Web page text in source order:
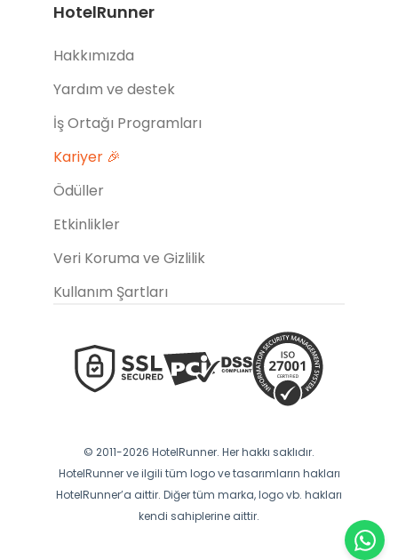
HotelRunner
Hakkımızda
Yardım ve destek
İş Ortağı Programları
Kariyer 🎉
Ödüller
Etkinlikler
Veri Koruma ve Gizlilik
Kullanım Şartları
© 2011-2026 HotelRunner. Her hakkı saklıdır.
HotelRunner ve ilgili tüm logo ve tasarımların hakları
HotelRunner’a aittir. Diğer tüm marka, logo vb. hakları
kendi sahiplerine aittir.